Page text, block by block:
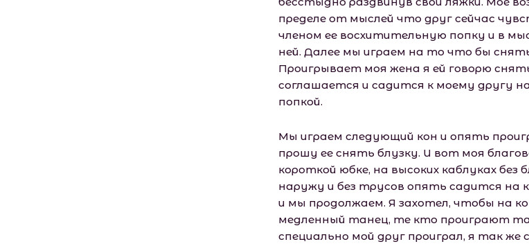
пределе от мыслей что друг сейчас
членом ее восхитительную попку и в
ней. Далее мы играем на то что бы
Проигрывает моя жена я ей говорю
соглашается и садится к моему другу
попкой.
Мы играем следующий кон и опять
прошу ее снять блузку. И вот моя
короткой юбке, на высоких каблуках без
наружу и без трусов опять садится на
и мы продолжаем. Я захотел, чтобы на
медленный танец, те кто проиграют
специально мой друг проиграл, я так же